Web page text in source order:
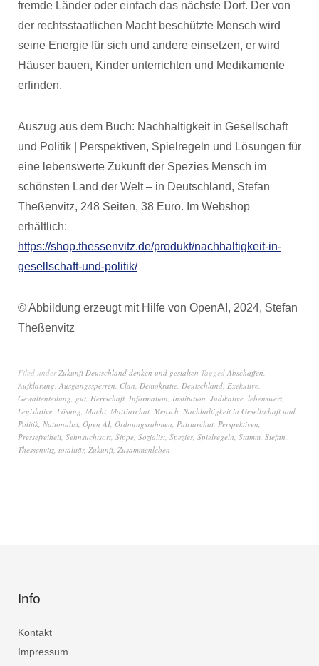
fremde Länder oder einfach das nächste Dorf. Der von
der rechtsstaatlichen Macht beschützte Mensch wird
seine Energie für sich und andere einsetzen, er wird
Häuser bauen, Kinder unterrichten und Medikamente
erfinden.
Auszug aus dem Buch: Nachhaltigkeit in Gesellschaft
und Politik | Perspektiven, Spielregeln und Lösungen für
eine lebenswerte Zukunft der Spezies Mensch im
schönsten Land der Welt – in Deutschland, Stefan
Theßenvitz, 248 Seiten, 38 Euro. Im Webshop
erhältlich:
https://shop.thessenvitz.de/produkt/nachhaltigkeit-in-
gesellschaft-und-politik/
© Abbildung erzeugt mit Hilfe von OpenAI, 2024, Stefan
Theßenvitz
Filed underZukunft Deutschland denken und gestalten Tagged Abschaffen,
Aufklärung, Ausgangssperren, Clan, Demokratie, Deutschland, Exekutive,
Gewaltenteilung, gut, Herrschaft, Information, Institution, Judikative, lebenswert,
Legislative, Lösung, Macht, Matriarchat, Mensch, Nachhaltigkeit in Gesellschaft und
Politik, Nationalist, Open AI, Ordnungsrahmen, Patriarchat, Perspektiven,
Pressefreiheit, Sehnsuchtsort, Sippe, Sozialist, Spezies, Spielregeln, Stamm, Stefan,
Thessenvitz, totalitär, Zukunft, Zusammenleben
Info
Kontakt
Impressum